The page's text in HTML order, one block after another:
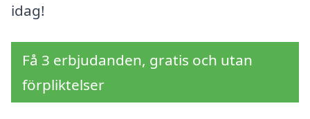
idag!
Få 3 erbjudanden, gratis och utan
förpliktelser